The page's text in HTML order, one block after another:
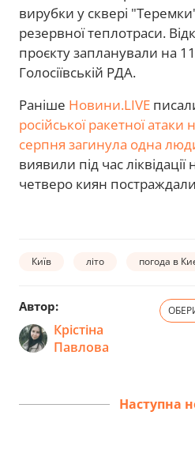
вирубки у сквері
резервної теплотраси.
проєкту запланували на
Голосіївській РДА.
Раніше Новини.LIVE
російської ракетної атаки
серпня загинула одна
виявили під час ліквідації
четверо киян
Київ літо погода в
Автор:
Крістіна
Павлова
Наступна